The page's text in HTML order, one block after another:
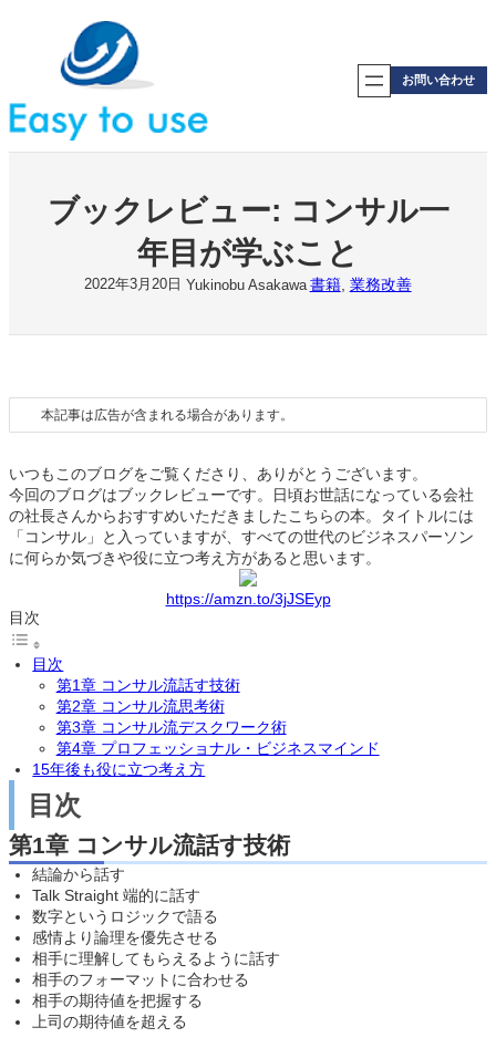
キ
ッ
お問い合わせ
ブックレビュー: コンサル一
年目が学ぶこと
2022年3月20日 Yukinobu Asakawa 書籍, 業務改善
本記事は広告が含まれる場合があります。
いつもこのブログをご覧くださり、ありがとうございます。
今回のブログはブックレビューです。日頃お世話になっている会社
の社長さんからおすすめいただきましたこちらの本。タイトルには
「コンサル」と入っていますが、すべての世代のビジネスパーソン
に何らか気づきや役に立つ考え方があると思います。
https://amzn.to/3jJSEyp
目次
目次
第1章 コンサル流話す技術
第2章 コンサル流思考術
第3章 コンサル流デスクワーク術
第4章 プロフェッショナル・ビジネスマインド
15年後も役に立つ考え方
目次
第1章 コンサル流話す技術
結論から話す
Talk Straight 端的に話す
数字というロジックで語る
感情より論理を優先させる
相手に理解してもらえるように話す
相手のフォーマットに合わせる
相手の期待値を把握する
上司の期待値を超える